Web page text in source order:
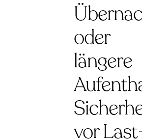
oder
längere
vor